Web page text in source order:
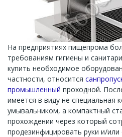
На предприятиях пищепрома
требованиям гигиены и
купить необходимое
частности, относится
промышленный проходной.
имеется в виду не специальная
умывальником, а компактный
прохождении через который
продезинфицировать руки и/или